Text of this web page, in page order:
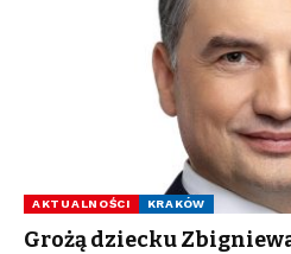
AKTUALNOŚCI KRAKÓW
Grożą dziecku